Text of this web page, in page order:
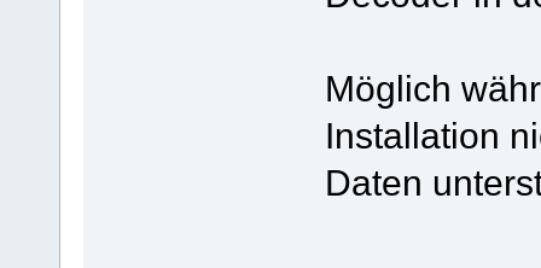
Möglich
Installation
Daten